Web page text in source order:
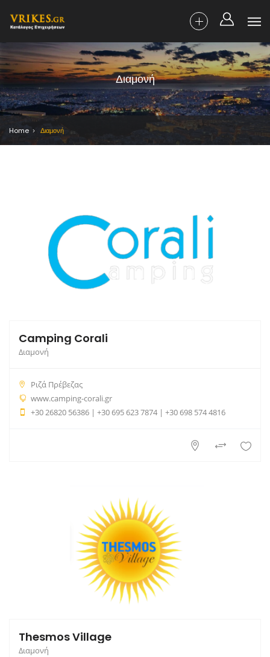
Διαμονή
Home Διαμονή
Camping Corali
Διαμονή
Ριζά Πρέβεζας
www.camping-corali.gr
+30 26820 56386 | +30 695 623 7874 | +30 698 574 4816
Thesmos Village
Διαμονή